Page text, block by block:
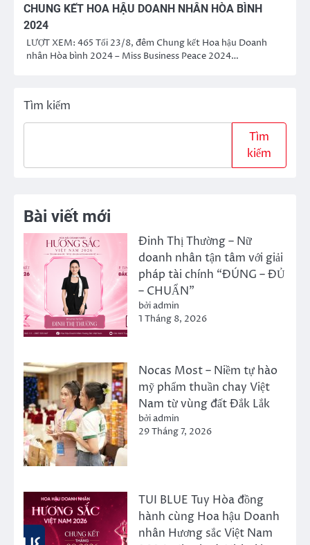
CHUNG KẾT HOA HẬU DOANH NHÂN HÒA BÌNH
2024
LƯỢT XEM: 465 Tối 23/8, đêm Chung kết Hoa hậu Doanh
nhân Hòa bình 2024 – Miss Business Peace 2024…
Tìm kiếm
Tìm
kiếm
Bài viết mới
Đinh Thị Thường – Nữ
doanh nhân tận tâm với giải
pháp tài chính “ĐÚNG – ĐỦ
– CHUẨN”
bởi admin
1 Tháng 8, 2026
Nocas Most – Niềm tự hào
mỹ phẩm thuần chay Việt
Nam từ vùng đất Đắk Lắk
bởi admin
29 Tháng 7, 2026
TUI BLUE Tuy Hòa đồng
hành cùng Hoa hậu Doanh
nhân Hương sắc Việt Nam